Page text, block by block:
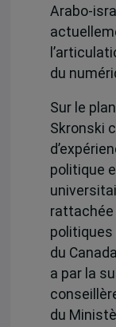
Arabo-
du
Sur le
Skronski
politique
politiques
du
a par la
du